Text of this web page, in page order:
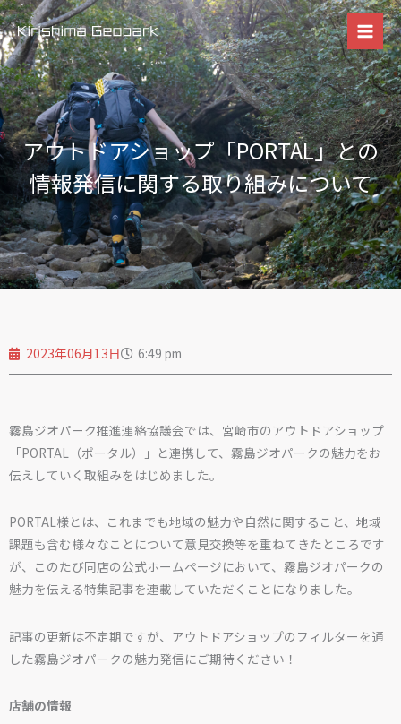
内
容
を
ス
キ
ッ
プ アウトドアショップ「PORTAL」との
情報発信に関する取り組みについて
2023年06月13日 6:49 pm
霧島ジオパーク推進連絡協議会では、宮崎市のアウトドアショップ
「PORTAL（ポータル）」と連携して、霧島ジオパークの魅力をお
伝えしていく取組みをはじめました。
PORTAL様とは、これまでも地域の魅力や自然に関すること、地域
課題も含む様々なことについて意見交換等を重ねてきたところです
が、このたび同店の公式ホームページにおいて、霧島ジオパークの
魅力を伝える特集記事を連載していただくことになりました。
記事の更新は不定期ですが、アウトドアショップのフィルターを通
した霧島ジオパークの魅力発信にご期待ください！
店舗の情報